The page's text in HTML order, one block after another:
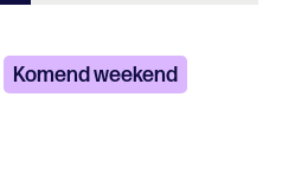
Komend weekend